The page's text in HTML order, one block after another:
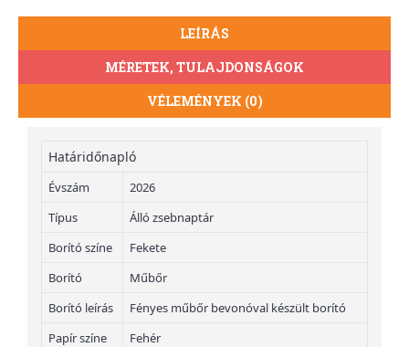
LEÍRÁS
MÉRETEK, TULAJDONSÁGOK
VÉLEMÉNYEK (0)
Határidőnapló
Évszám
2026
Típus
Álló zsebnaptár
Borító színe
Fekete
Borító
Műbőr
Borító leírás
Fényes műbőr bevonóval készült borító
Papír színe
Fehér